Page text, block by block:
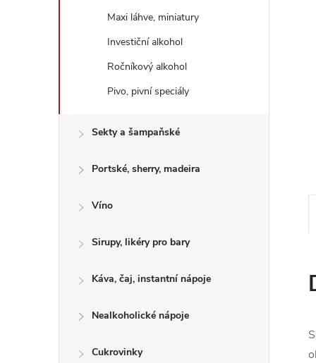
Maxi láhve, miniatury
Investiční alkohol
Ročníkový alkohol
Pivo, pivní speciály
Sekty a šampaňské
Portské, sherry, madeira
Víno
Sirupy, likéry pro bary
Káva, čaj, instantní nápoje
Nealkoholické nápoje
Cukrovinky